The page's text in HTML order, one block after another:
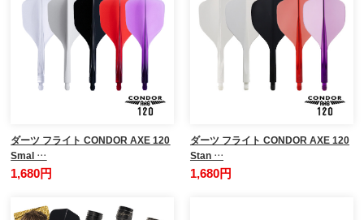
ダーツ フライト CONDOR AXE 120
Smal …
1,680円
ダーツ フライト CONDOR AXE 120
Stan …
1,680円